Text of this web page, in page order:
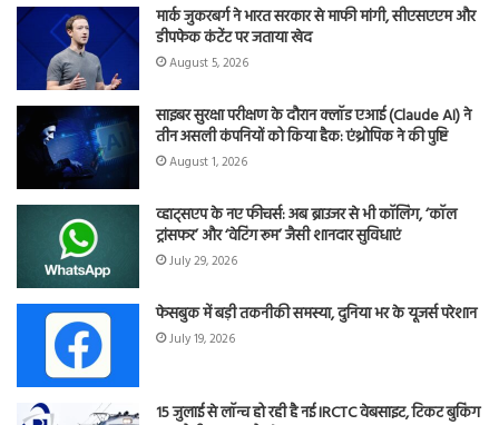
मार्क जुकरबर्ग ने भारत सरकार से माफी मांगी, सीएसएएम और
डीपफेक कंटेंट पर जताया खेद
August 5, 2026
साइबर सुरक्षा परीक्षण के दौरान क्लॉड एआई (Claude AI) ने
तीन असली कंपनियों को किया हैक: एंथ्रोपिक ने की पुष्टि
August 1, 2026
व्हाट्सएप के नए फीचर्स: अब ब्राउजर से भी कॉलिंग, ‘कॉल
ट्रांसफर’ और ‘वेटिंग रूम’ जैसी शानदार सुविधाएं
July 29, 2026
फेसबुक में बड़ी तकनीकी समस्या, दुनिया भर के यूजर्स परेशान
July 19, 2026
15 जुलाई से लॉन्च हो रही है नई IRCTC वेबसाइट, टिकट बुकिंग